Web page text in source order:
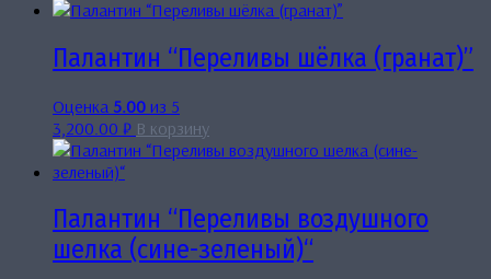
Палантин “Переливы шёлка (гранат)”
Оценка 5.00 из 5
3,200.00 ₽ В корзину
Палантин “Переливы воздушного
шелка (сине-зеленый)“